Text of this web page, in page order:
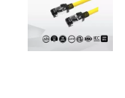
على رؤى
تنظيم